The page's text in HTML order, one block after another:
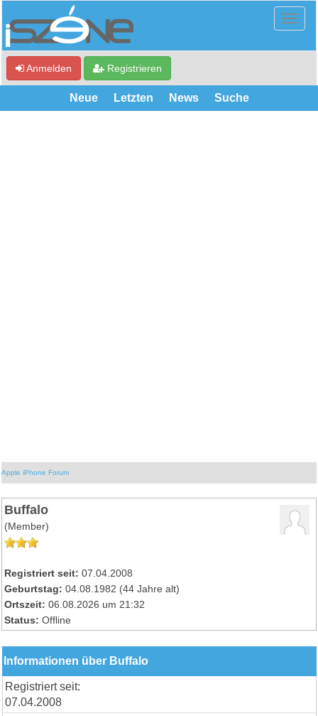
Anmelden Registrieren
Neue Letzten News Suche
Apple iPhone Forum
Buffalo
(Member)
Registriert seit: 07.04.2008
Geburtstag: 04.08.1982 (44 Jahre alt)
Ortszeit: 06.08.2026 um 21:32
Status: Offline
Informationen über Buffalo
Registriert seit:
07.04.2008